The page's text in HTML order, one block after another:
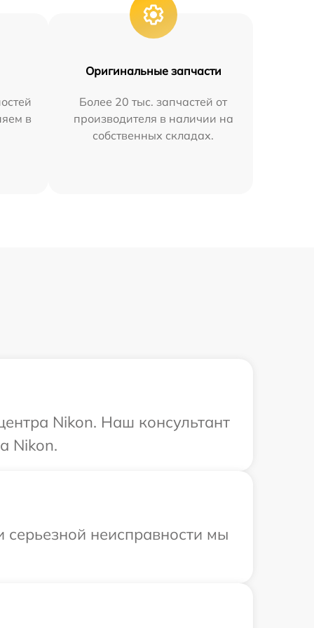
в
Оригинальные запчасти
Более 20 тыс. запчастей от
производителя в наличии на
собственных складах.
Nikon. Наш консультант
Nikon.
неисправности мы